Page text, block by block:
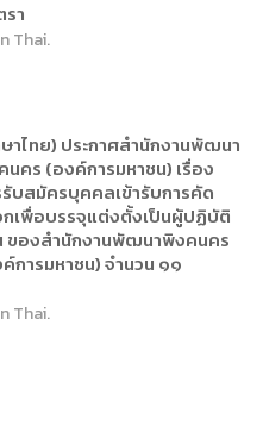
า
Thai.
าไทย) ประกาศสำนักงานพัฒนา
นคร (องค์การมหาชน) เรื่อง
บสมัครบุคคลเข้ารับการคัด
กเพื่อบรรจุแต่งตั้งเป็นผู้ปฏิบัติ
ของสำนักงานพัฒนาพิงคนคร
การมหาชน) จำนวน ๑๑
Thai.